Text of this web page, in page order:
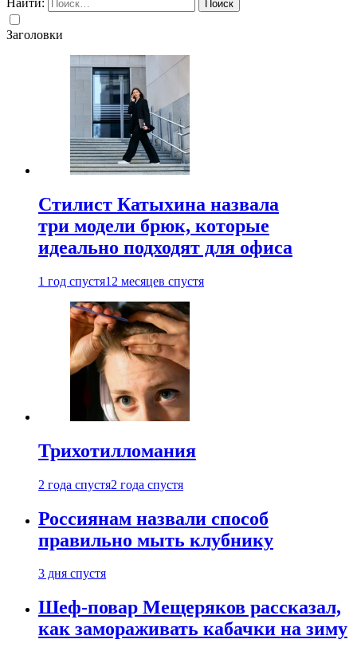
Найти:
Заголовки
Стилист Катыхина назвала
три модели брюк, которые
идеально подходят для офиса
1 год спустя12 месяцев спустя
Трихотилломания
2 года спустя2 года спустя
Россиянам назвали способ
правильно мыть клубнику
3 дня спустя
Шеф-повар Мещеряков рассказал,
как замораживать кабачки на зиму